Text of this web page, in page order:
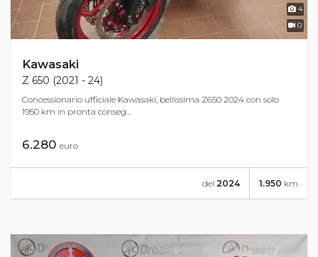
4
0
Kawasaki
Z 650 (2021 - 24)
Concessionario ufficiale Kawasaki, bellissima Z650 2024 con solo
1950 km in pronta conseg...
6.280 euro
1.950 km
del 2024